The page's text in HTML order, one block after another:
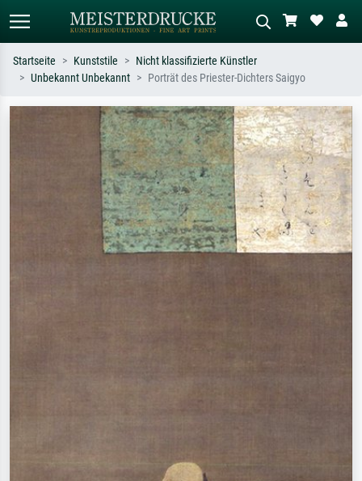
Suchen Sie nach Künstlern, Werktiteln
oder Stilen – z.B. Monet,
Sternennacht, Impressionismus, Welle
Hokusai, Akt.
Beschreiben Sie die Szene – z.B. Grüne
Wiese, Abstrakt mit viel Rot, Dunkles
Ölgemälde, Stehender Akt neben einem
Baum.
Startseite Kunststile
Nicht klassifizierte Künstler
Unbekannt Unbekannt
Porträt des Priester-Dichters Saigyo